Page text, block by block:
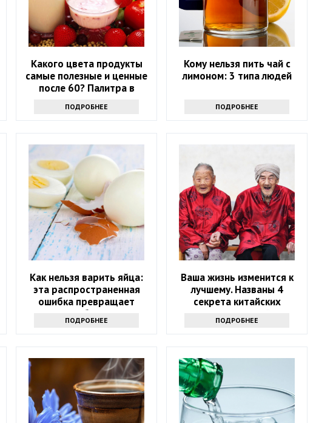
Какого цвета продукты
самые полезные и ценные
после 60? Палитра в
ПОДРОБНЕЕ
Кому нельзя пить чай с
лимоном: 3 типа людей
ПОДРОБНЕЕ
Как нельзя варить яйца:
эта распространенная
ошибка превращает
полезное блюдо в яд
ПОДРОБНЕЕ
Ваша жизнь изменится к
лучшему. Названы 4
секрета китайских
долгожителей
ПОДРОБНЕЕ